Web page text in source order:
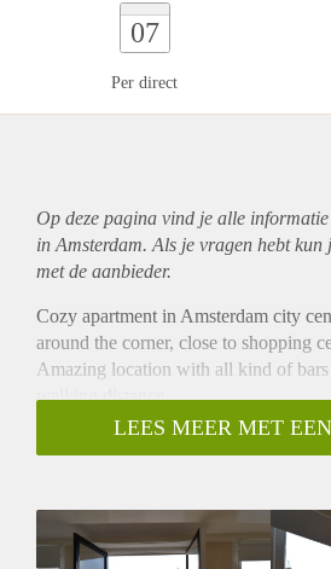
07
Per direct
Op deze pagina vind je alle
in Amsterdam. Als je vragen hebt kun
met de aanbieder.
Cozy apartment in Amsterdam city
around the corner, close to shopping
Amazing location with all kind of bars
walking distance.
- Directly available for long term
- Perfect location
- Fully furnished
- 1 bedroom (perfect for a couple or
LEES MEER MET